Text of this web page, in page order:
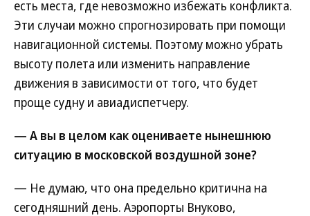
есть места, где невозможно избежать конфликта.
Эти случаи можно спрогнозировать при помощи
навигационной системы. Поэтому можно убрать
высоту полета или изменить направление
движения в зависимости от того, что будет
проще судну и авиадиспетчеру.
— А вы в целом как оцениваете нынешнюю
ситуацию в московской воздушной зоне?
— Не думаю, что она предельно критична на
сегодняшний день. Аэропорты Внуково,